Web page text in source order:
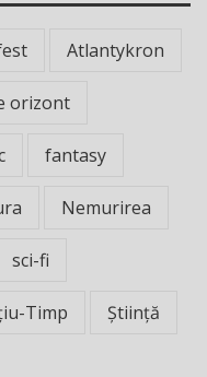
Atlantykron
orizont
fantasy
Nemurirea
sci-fi
Timp Știință